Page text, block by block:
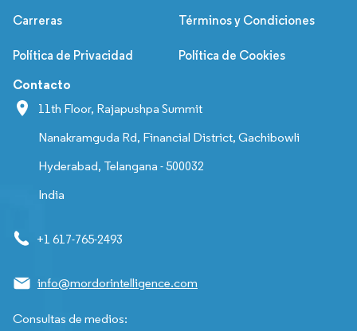
Carreras Términos y Condiciones
Política de Privacidad Política de Cookies
Contacto
11th Floor, Rajapushpa Summit
Nanakramguda Rd, Financial District, Gachibowli
Hyderabad, Telangana - 500032
India
+1 617-765-2493
info@mordorintelligence.com
Consultas de medios: